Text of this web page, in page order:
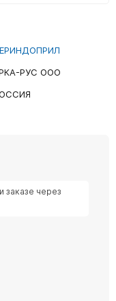
РУС ООО
заказе через